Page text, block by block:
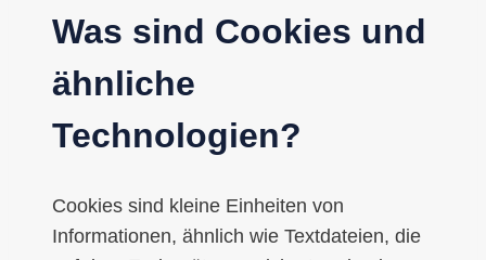
Was sind Cookies und
ähnliche
Technologien?
Cookies sind kleine Einheiten von
Informationen, ähnlich wie Textdateien, die